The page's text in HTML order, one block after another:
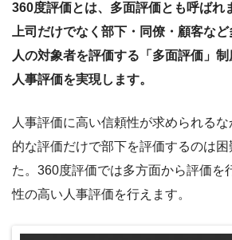
360度評価とは、多面評価とも呼ばれ
上司だけでなく部下・同僚・顧客な
人の対象者を評価する「多面評価」
人事評価を実現します。
人事評価に高い信頼性が求められる
的な評価だけで部下を評価するのは
た。360度評価では多方面から評価を
性の高い人事評価を行えます。